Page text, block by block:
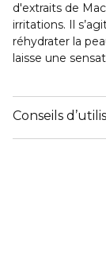
d'extraits de
irritations. Il
réhydrater la
laisse une
Conseils